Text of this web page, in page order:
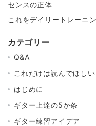
センスの正体
これをデイリートレーニ
カテゴリー
Q&A
これだけは読んでほし
はじめに
ギター上達の5か条
ギター練習アイデア